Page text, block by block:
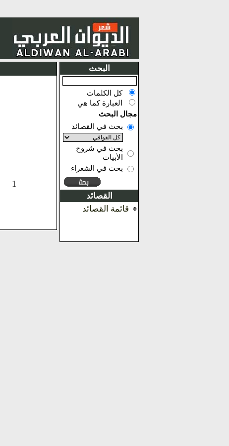
البحث
كل الكلمات
العبارة كما هي
مجال البحث
بحث في القصائد
بحث في شروح
الأبيات
بحث في الشعراء
القصائد
قائمة القصائد
1